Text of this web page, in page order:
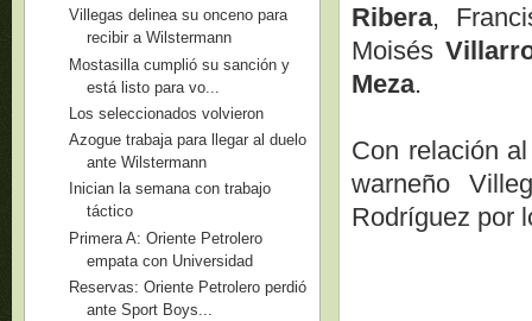
Ribera,
Moisés
Meza.
Con relación
warneño
Rodríguez por
Villegas delinea su onceno para
recibir a Wilstermann
Mostasilla cumplió su sanción y
está listo para vo...
Los seleccionados volvieron
Azogue trabaja para llegar al duelo
ante Wilstermann
Inician la semana con trabajo
táctico
Primera A: Oriente Petrolero
empata con Universidad
Reservas: Oriente Petrolero perdió
ante Sport Boys...